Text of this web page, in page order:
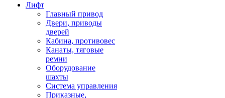
Лифт
Главный привод
Двери, приводы
дверей
Кабина, противовес
Канаты, тяговые
ремни
Оборудование
шахты
Система управления
Приказные,